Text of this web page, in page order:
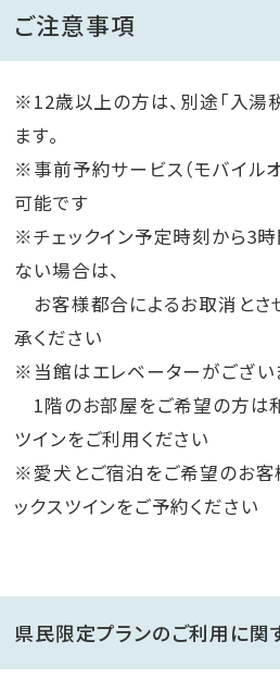
ご注意事項
※12歳以上の方は、別途「入湯
ます。
※事前予約サービス（モバイル
可能です
※チェックイン予定時刻から3
ない場合は、
お客様都合によるお取消とさ
承ください
※当館はエレベーターがござい
1階のお部屋をご希望の方は和
ツインをご利用ください
※愛犬とご宿泊をご希望のお
ックスツインをご予約ください
県民限定プランのご利用に関